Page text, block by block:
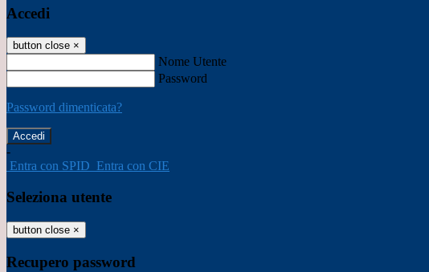
Accedi
button close ×
Nome Utente
Password
Password dimenticata?
-
Entra con SPID Entra con CIE
Seleziona utente
button close ×
Recupero password